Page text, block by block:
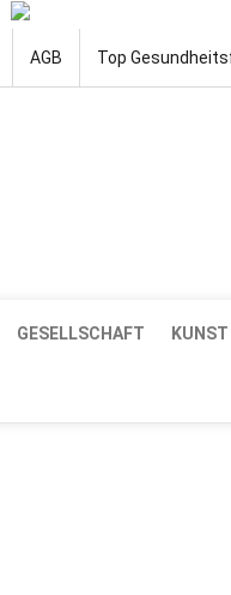
AGB Top
GESELLSCHAFT